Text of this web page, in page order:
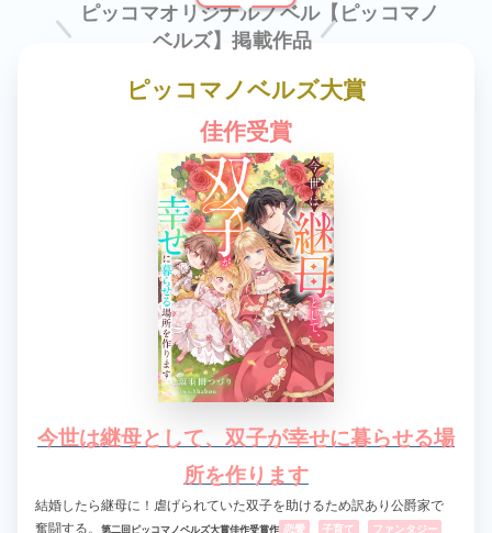
ピッコマオリジナルノベル【ピッコマノ
ベルズ】掲載作品
ピッコマノベルズ大賞
佳作受賞
今世は継母として、双子が幸せに暮らせる場
所を作ります
結婚したら継母に！虐げられていた双子を助けるため訳あり公爵家で
奮闘する。第二回ピッコマノベルズ大賞佳作受賞作 恋愛 子育て ファンタジー